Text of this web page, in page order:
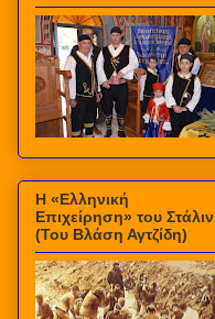
Η «Ελληνική
Επιχείρηση» του Στάλιν
(Του Βλάση Αγτζίδη)